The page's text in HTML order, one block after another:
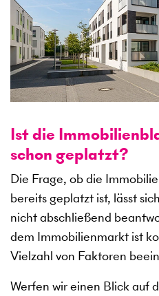
Ist die
schon geplatzt?
Die Frage, ob die
bereits geplatzt ist, lässt
nicht abschließend
dem Immobilienmarkt ist
Vielzahl von Faktoren
Werfen wir einen Blick auf